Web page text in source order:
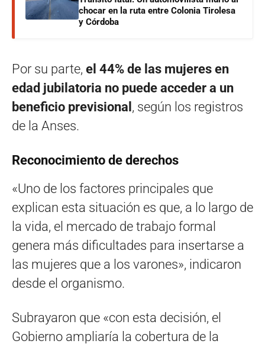
chocar en la ruta entre Colonia Tirolesa
y Córdoba
Por su parte, el 44% de las mujeres en
edad jubilatoria no puede acceder a un
beneficio previsional , según los registros
de la Anses.
Reconocimiento de derechos
«Uno de los factores principales que
explican esta situación es que, a lo largo de
la vida, el mercado de trabajo formal
genera más dificultades para insertarse a
las mujeres que a los varones», indicaron
desde el organismo.
Subrayaron que «con esta decisión, el
Gobierno ampliaría la cobertura de la